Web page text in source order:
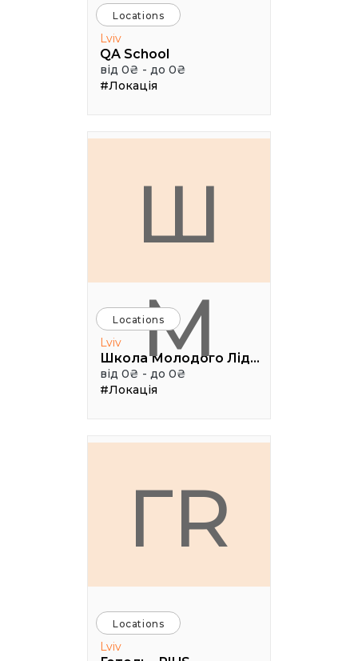
Locations
Lviv
QA School
від 0₴ - до 0₴
#Локація
Ш
М
Locations
Lviv
Школа Молодого Лідера
від 0₴ - до 0₴
#Локація
ГR
Locations
Lviv